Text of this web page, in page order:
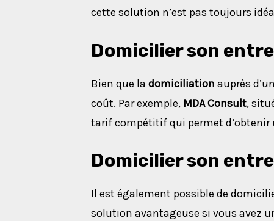
cette solution n’est pas toujours
Domicilier son
Bien que la domiciliation auprès
coût. Par exemple, MDA Consult,
tarif compétitif qui permet d’obtenir
Domicilier son
Il est également possible de
solution avantageuse si vous avez